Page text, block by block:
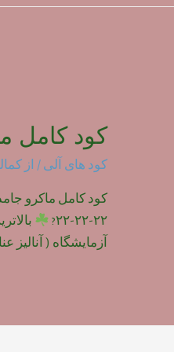
کود کامل
کود های آلی / از
۲۲-۲۲-۲۲?
آزمایشگاه ( آنالیز